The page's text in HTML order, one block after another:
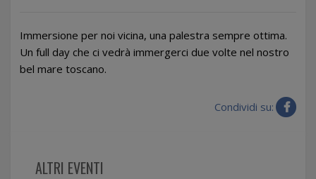
Immersione per noi vicina, una palestra sempre ottima.
Un full day che ci vedrà immergerci due volte nel nostro
bel mare toscano.
Condividi su:
ALTRI EVENTI